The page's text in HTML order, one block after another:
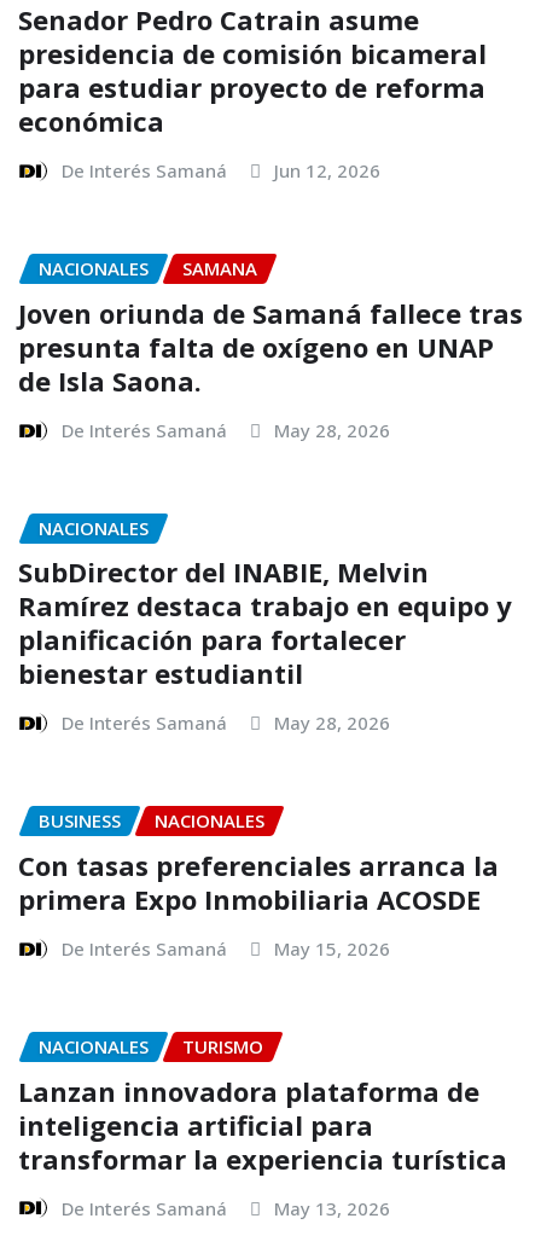
Senador Pedro Catrain asume
presidencia de comisión bicameral
para estudiar proyecto de reforma
económica
De Interés Samaná Jun 12, 2026
NACIONALES SAMANA
Joven oriunda de Samaná fallece tras
presunta falta de oxígeno en UNAP
de Isla Saona.
De Interés Samaná May 28, 2026
NACIONALES
SubDirector del INABIE, Melvin
Ramírez destaca trabajo en equipo y
planificación para fortalecer
bienestar estudiantil
De Interés Samaná May 28, 2026
BUSINESS NACIONALES
Con tasas preferenciales arranca la
primera Expo Inmobiliaria ACOSDE
De Interés Samaná May 15, 2026
NACIONALES TURISMO
Lanzan innovadora plataforma de
inteligencia artificial para
transformar la experiencia turística
De Interés Samaná May 13, 2026